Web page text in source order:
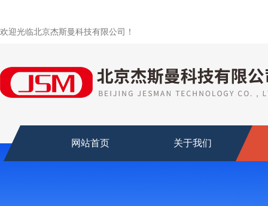
欢迎光临北京杰斯曼科技有限公司！
网站首页 关于我们